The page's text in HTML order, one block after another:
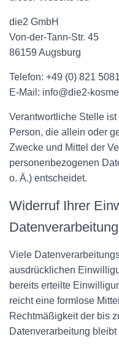
die2 GmbH
Von-der-Tann-Str. 45
86159 Augsburg
Telefon: +49 (0) 821
E-Mail: info@die2-
Verantwortliche Stelle
Person, die allein oder
Zwecke und Mittel der
personenbezogenen
o. Ä.) entscheidet.
Widerruf Ihrer
Datenverarbeitung
Viele
ausdrücklichen
bereits erteilte
reicht eine formlose
Rechtmäßigkeit der bis
Datenverarbeitung